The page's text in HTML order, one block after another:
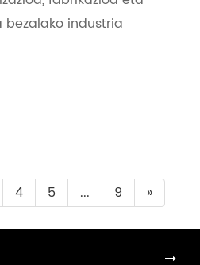
industria
4 5 ... 9 »